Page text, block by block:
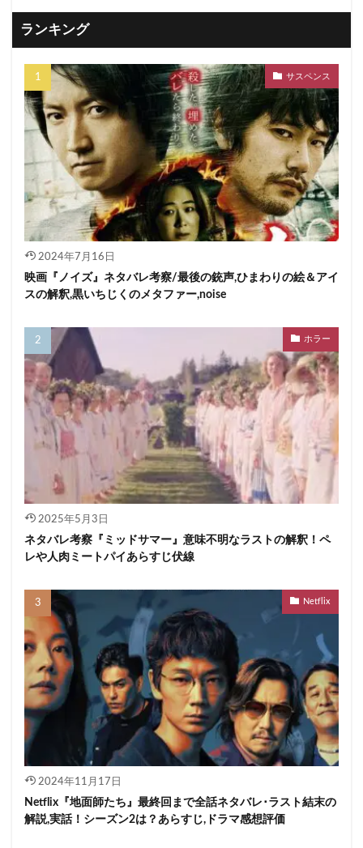
ランキング
サスペンス
2024年7月16日
映画『ノイズ』ネタバレ考察/最後の銃声,ひまわりの絵＆アイ
スの解釈,黒いちじくのメタファー,noise
ホラー
2025年5月3日
ネタバレ考察『ミッドサマー』意味不明なラストの解釈！ペ
レや人肉ミートパイあらすじ伏線
Netflix
2024年11月17日
Netflix『地面師たち』最終回まで全話ネタバレ･ラスト結末の
解説,実話！シーズン2は？あらすじ,ドラマ感想評価